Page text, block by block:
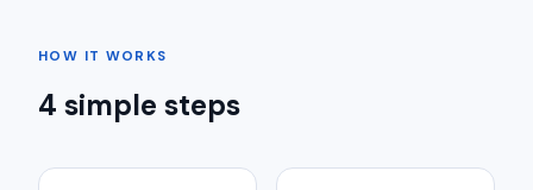
HOW IT WORKS
4 simple steps